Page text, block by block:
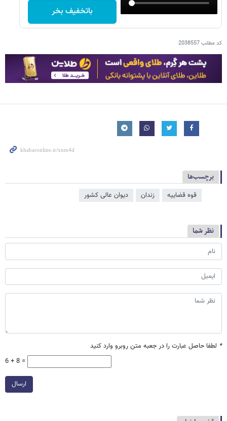
باتخفیف بخر
کد مطلب2038557
برچسب‌ها
قوه قضاییه زندان دیوان عالی کشور
نظر شما
* لطفا حاصل عبارت را در جعبه متن روبرو وارد کنید
6 + 8 =
ارسال